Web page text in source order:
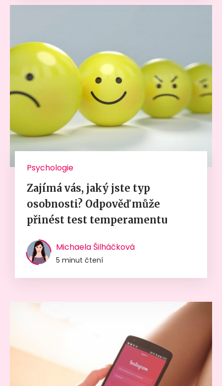
Psychologie
Zajímá vás, jaký jste typ
osobnosti? Odpověď může
přinést test temperamentu
Michaela Šilháčková
5 minut čtení